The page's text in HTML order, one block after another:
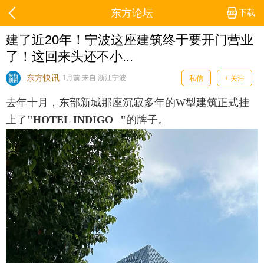
下载
东方论坛
建了近20年！宁波这座建筑终于要开门营业
了！这回来头还不小...
东方快讯 1月前 来自 浙江宁波 私信 + 关注
去年十月，东部新城那座沉寂多年的W型建筑正式挂
上了 "HOTEL INDIGO "的牌子。